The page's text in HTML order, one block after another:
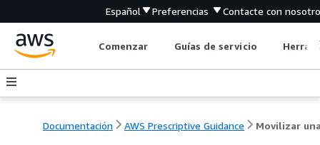
Español Preferencias Contacte con
Comenzar Guías de servicio
Documentación AWS Prescriptive Guidance